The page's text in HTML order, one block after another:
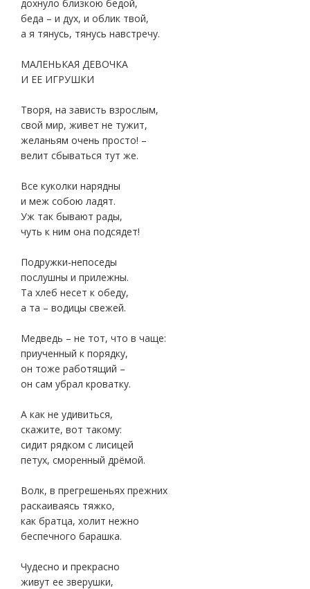
дохнуло близкою бедой,
беда – и дух, и облик твой,
а я тянусь, тянусь навстречу.
МАЛЕНЬКАЯ ДЕВОЧКА
И ЕЕ ИГРУШКИ
Творя, на зависть взрослым,
свой мир, живет не тужит,
желаньям очень просто! –
велит сбываться тут же.
Все куколки нарядны
и меж собою ладят.
Уж так бывают рады,
чуть к ним она подсядет!
Подружки-непоседы
послушны и прилежны.
Та хлеб несет к обеду,
а та – водицы свежей.
Медведь – не тот, что в чаще:
приученный к порядку,
он тоже работящий –
он сам убрал кроватку.
А как не удивиться,
скажите, вот такому:
сидит рядком с лисицей
петух, сморенный дрёмой.
Волк, в прегрешеньях прежних
раскаиваясь тяжко,
как братца, холит нежно
беспечного барашка.
Чудесно и прекрасно
живут ее зверушки,